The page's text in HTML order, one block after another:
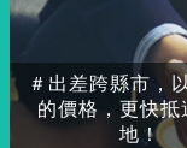
＃出差跨縣市，
的價格，更快抵
地！